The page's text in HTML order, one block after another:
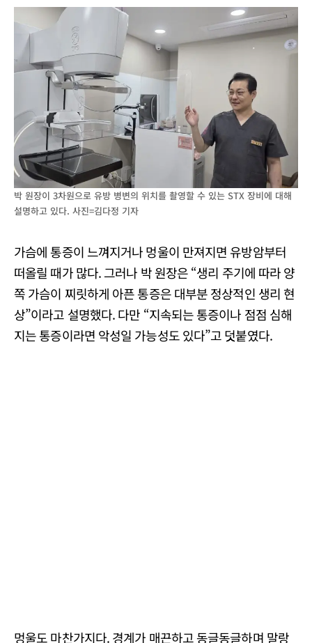
박 원장이 3차원으로 유방 병변의 위치를 촬영할 수 있는 STX 장비에 대해
설명하고 있다. 사진=김다정 기자
가슴에 통증이 느껴지거나 멍울이 만져지면 유방암부터
떠올릴 때가 많다. 그러나 박 원장은 “생리 주기에 따라 양
쪽 가슴이 찌릿하게 아픈 통증은 대부분 정상적인 생리 현
상”이라고 설명했다. 다만 “지속되는 통증이나 점점 심해
지는 통증이라면 악성일 가능성도 있다”고 덧붙였다.
멍울도 마찬가지다. 경계가 매끈하고 동글동글하며 말랑